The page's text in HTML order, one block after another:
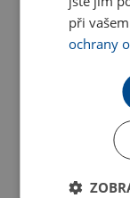
při
ochrany